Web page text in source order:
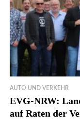
AUTO UND VERKEHR
EVG-NRW:
auf Raten der